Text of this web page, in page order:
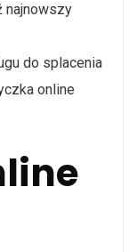
najnowszy
do splacenia
online